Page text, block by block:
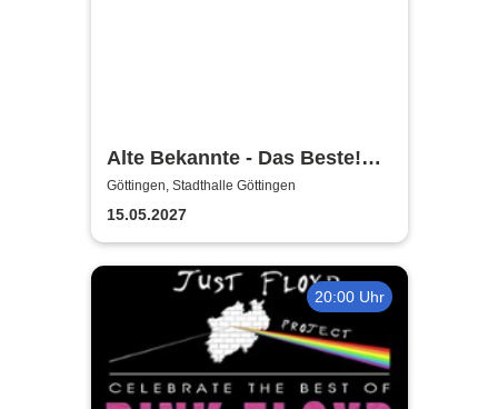
Alte Bekannte - Das Beste!
Von Früher bis Heute
Göttingen, Stadthalle Göttingen
15.05.2027
20:00 Uhr